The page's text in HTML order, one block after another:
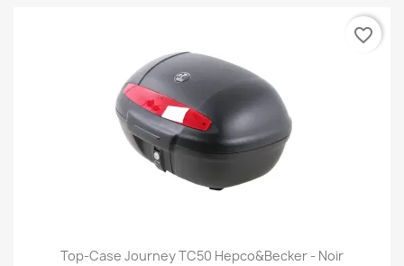
Top-Case Journey TC50 Hepco&Becker - Noir
favorite_border